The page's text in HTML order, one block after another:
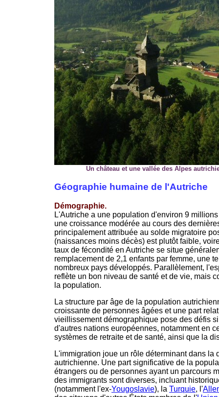
Un château et une vallée des Alpes
Géographie humaine de l'Autriche
Démographie.
L'Autriche a une population d'environ 9
une croissance modérée au cours des
principalement attribuée au solde migratoire
(naissances moins décès) est plutôt faible,
taux de fécondité en Autriche se situe
remplacement de 2,1 enfants par femme, une
nombreux pays développés. Parallèlement,
reflète un bon niveau de santé et de vie, mais
la population.
La structure par âge de la population
croissante de personnes âgées et une part
vieillissement démographique pose des défis
d'autres nations européennes, notamment en
systèmes de retraite et de santé, ainsi que la
L'immigration joue un rôle déterminant dans la
autrichienne. Une part significative de la
étrangers ou de personnes ayant un parcours
des immigrants sont diverses, incluant
(notamment l'ex-Yougoslavie), la Turquie, l'